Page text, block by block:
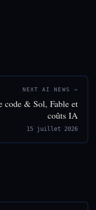
NEXT AI NEWS →
code & Sol, Fable et
coûts IA
15 juillet 2026